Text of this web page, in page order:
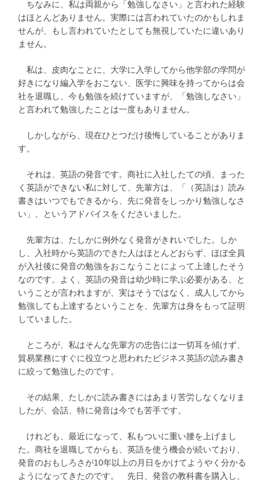
ちなみに、私は両親から「勉強しなさい」と言われた経験
はほとんどありません。実際には言われていたのかもしれま
せんが、もし言われていたとしても無視していたに違いあり
ません。
私は、皮肉なことに、大学に入学してから他学部の学問が
好きになり編入学をおこない、医学に興味を持ってからは会
社を退職し、今も勉強を続けていますが、「勉強しなさい」
と言われて勉強したことは一度もありません。
しかしながら、現在ひとつだけ後悔していることがありま
す。
それは、英語の発音です。商社に入社したての頃、まった
く英語ができない私に対して、先輩方は、「（英語は）読み
書きはいつでもできるから、先に発音をしっかり勉強しなさ
い」、というアドバイスをくださいました。
先輩方は、たしかに例外なく発音がきれいでした。しか
し、入社時から英語のできた人はほとんどおらず、ほぼ全員
が入社後に発音の勉強をおこなうことによって上達したそう
なのです。よく、英語の発音は幼少時に学ぶ必要がある、と
いうことが言われますが、実はそうではなく、成人してから
勉強しても上達するということを、先輩方は身をもって証明
していました。
ところが、私はそんな先輩方の忠告には一切耳を傾けず、
貿易業務にすぐに役立つと思われたビジネス英語の読み書き
に絞って勉強したのです。
その結果、たしかに読み書きにはあまり苦労しなくなりま
したが、会話、特に発音は今でも苦手です。
けれども、最近になって、私もついに重い腰を上げまし
た。商社を退職してからも、英語を使う機会が続いており、
発音のおもしろさが10年以上の月日をかけてようやく分かる
ようになってきたのです。 先日、発音の教科書を購入し、